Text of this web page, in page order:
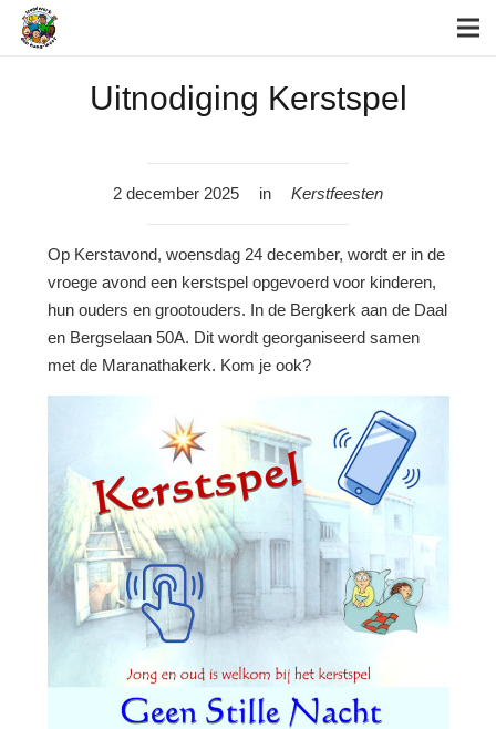
Uitnodiging Kerstspel
2 december 2025 in Kerstfeesten
Op Kerstavond, woensdag 24 december, wordt er in de
vroege avond een kerstspel opgevoerd voor kinderen,
hun ouders en grootouders. In de Bergkerk aan de Daal
en Bergselaan 50A. Dit wordt georganiseerd samen
met de Maranathakerk. Kom je ook?